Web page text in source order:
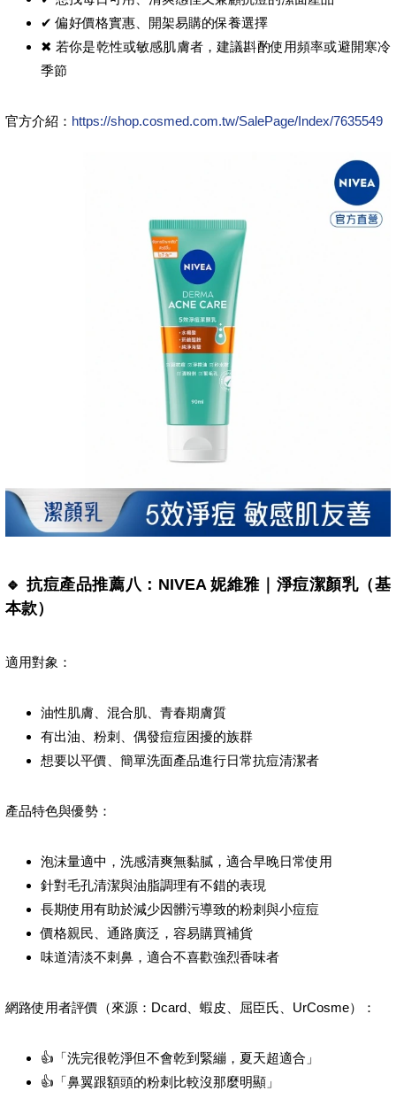
✔ 偏好價格實惠、開架易購的保養選擇
✖ 若你是乾性或敏感肌膚者，建議斟酌使用頻率或避開寒冷
季節
官方介紹： https://shop.cosmed.com.tw/SalePage/Index/7635549
🔹 抗痘產品推薦八：NIVEA 妮維雅｜淨痘潔顏乳（基
本款）
適用對象：
油性肌膚、混合肌、青春期膚質
有出油、粉刺、偶發痘痘困擾的族群
想要以平價、簡單洗面產品進行日常抗痘清潔者
產品特色與優勢：
泡沫量適中，洗感清爽無黏膩，適合早晚日常使用
針對毛孔清潔與油脂調理有不錯的表現
長期使用有助於減少因髒污導致的粉刺與小痘痘
價格親民、通路廣泛，容易購買補貨
味道清淡不刺鼻，適合不喜歡強烈香味者
網路使用者評價（來源：Dcard、蝦皮、屈臣氏、UrCosme）：
👍「洗完很乾淨但不會乾到緊繃，夏天超適合」
👍「鼻翼跟額頭的粉刺比較沒那麼明顯」